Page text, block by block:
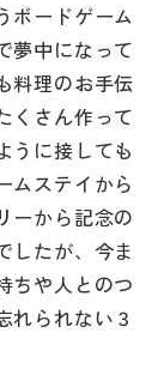
ボードゲーム
夢中になって
料理のお手伝
くさん作って
うに接しても
ムステイから
ーから記念の
したが、今ま
ちや人とのつ
れられない３